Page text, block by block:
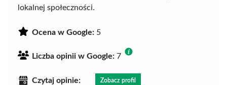
lokalnej społeczności.
Ocena w Google: 5
Liczba opinii w Google: 7
Czytaj opinie: Zobacz profil